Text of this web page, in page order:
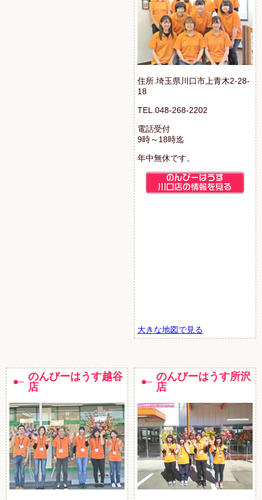
住所.埼玉県川口市上青木2-28-
18
TEL.048-268-2202
電話受付
9時～18時迄
年中無休です。
大きな地図で見る
のんびーはうす越谷
店
のんびーはうす所沢
店